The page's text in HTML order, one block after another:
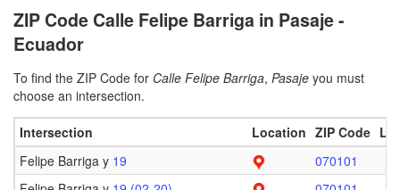
ZIP Code Calle Felipe Barriga in Pasaje -
Ecuador
To find the ZIP Code for Calle Felipe Barriga, Pasaje you must
choose an intersection.
Intersection Location ZIP Code
Felipe Barriga y 19
070101